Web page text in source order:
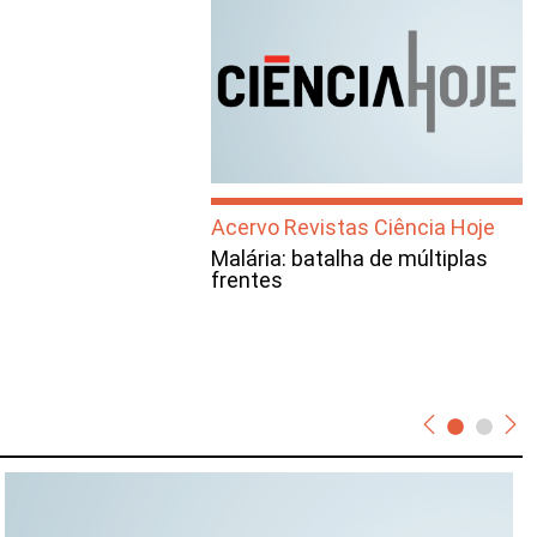
Acervo Revistas Ciência Hoje
Malária: batalha de múltiplas
frentes